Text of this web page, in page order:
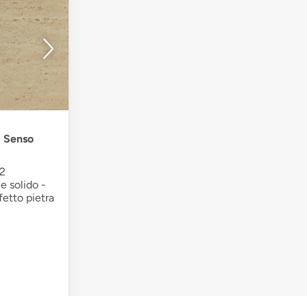
solido -
pietra